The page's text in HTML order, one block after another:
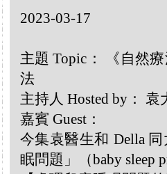
2023-03-17
主題 Topic： 《自然
法
主持人 Hosted by：
嘉賓 Guest：
今集袁醫生和 Della
眠問題」（baby sleep